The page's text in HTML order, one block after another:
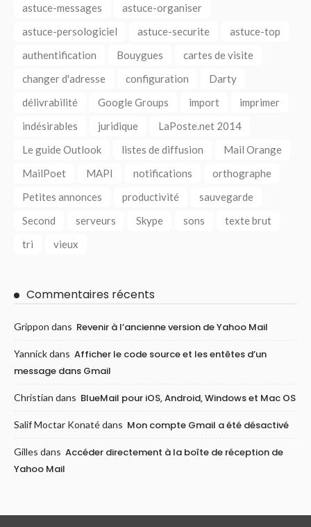
astuce-messages
astuce-organiser
astuce-persologiciel
astuce-securite
astuce-top
authentification
Bouygues
cartes de visite
changer d'adresse
configuration
Darty
délivrabilité
Google Groups import
imprimer
indésirables
juridique
LaPoste.net 2014
Le guide Outlook
listes de diffusion
Mail Orange
MailPoet
MAPI notifications
orthographe
Petites annonces
productivité
sauvegarde
Second
serveurs Skype sons
texte brut
tri
vieux
Commentaires récents
Grippon dans Revenir à l’ancienne version de Yahoo Mail
Yannickdans Afficher le code source et les entêtes d’un
message dans Gmail
Christian dans BlueMail pour iOS, Android, Windows et Mac OS
Salif Moctar Konatédans Mon compte Gmail a été désactivé
Gilles dans Accéder directement à la boîte de réception de
Yahoo Mail